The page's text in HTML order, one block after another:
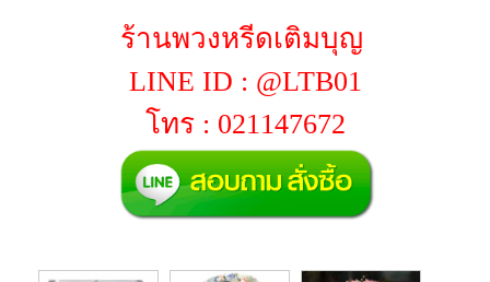
ร้านพวงหรีดเติมบุญ
LINE ID : @LTB01
โทร : 021147672